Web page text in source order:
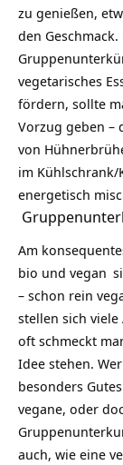
zu genießen,
den
vegetarisches
fördern, sollte
Vorzug geben –
von
im Kühlschrank/
energetisch
Am
bio und vegan
– schon rein
stellen sich
oft schmeckt
Idee stehen.
besonders
vegane, oder
auch, wie eine